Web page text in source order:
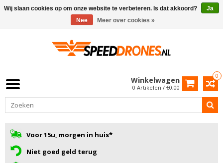
0
Winkelwagen
0 Artikelen / €0,00
Voor 15u, morgen in huis*
Niet goed geld terug
Wij slaan cookies op om onze website te verbeteren. Is dat akkoord?
Ja
Nee
Meer over cookies »